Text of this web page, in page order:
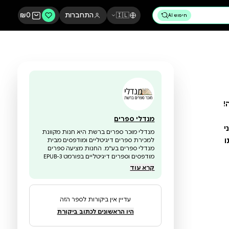
🇮🇱 התחברות ₪0
מנדלי מוכר ספרים ברשת היא חנות מקוונת
למכירת ספרים דיגיטליים ומודפסים מבית
מנדלי ספרים בע"מ. החנות מציעה ספרים
מודפסים וספרים דיגיטליים בפורמט EPUB-3